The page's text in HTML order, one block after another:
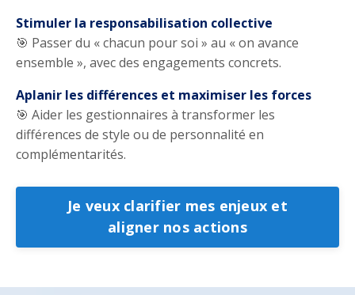
Stimuler la responsabilisation collective
🎯 Passer du « chacun pour soi » au « on avance
ensemble », avec des engagements concrets.
Aplanir les différences et maximiser les forces
🎯 Aider les gestionnaires à transformer les
différences de style ou de personnalité en
complémentarités.
Je veux clarifier mes enjeux et
aligner nos actions